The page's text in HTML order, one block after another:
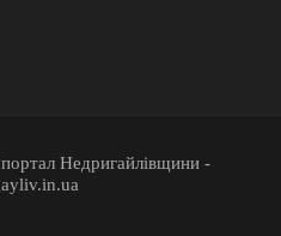
Недригайлівщини -